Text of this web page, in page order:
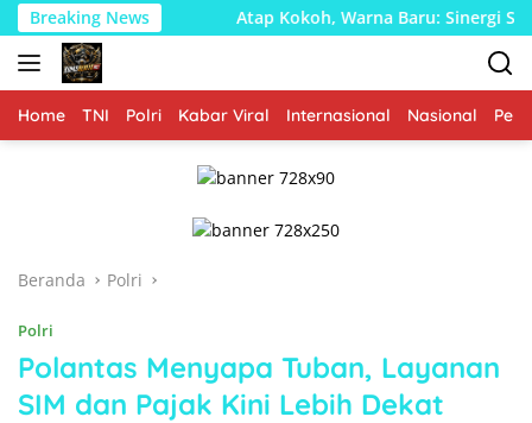
Langsung
ke
konten
Breaking News
Atap Kokoh, Warna Baru: Sinergi Satgas TMMD 129
Home TNI Polri Kabar Viral Internasional Nasional
Beranda Polri
Polri
Polantas Menyapa Tuban, Layanan
SIM dan Pajak Kini Lebih Dekat